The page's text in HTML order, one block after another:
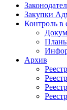
Закупки
Контроль в
Архив